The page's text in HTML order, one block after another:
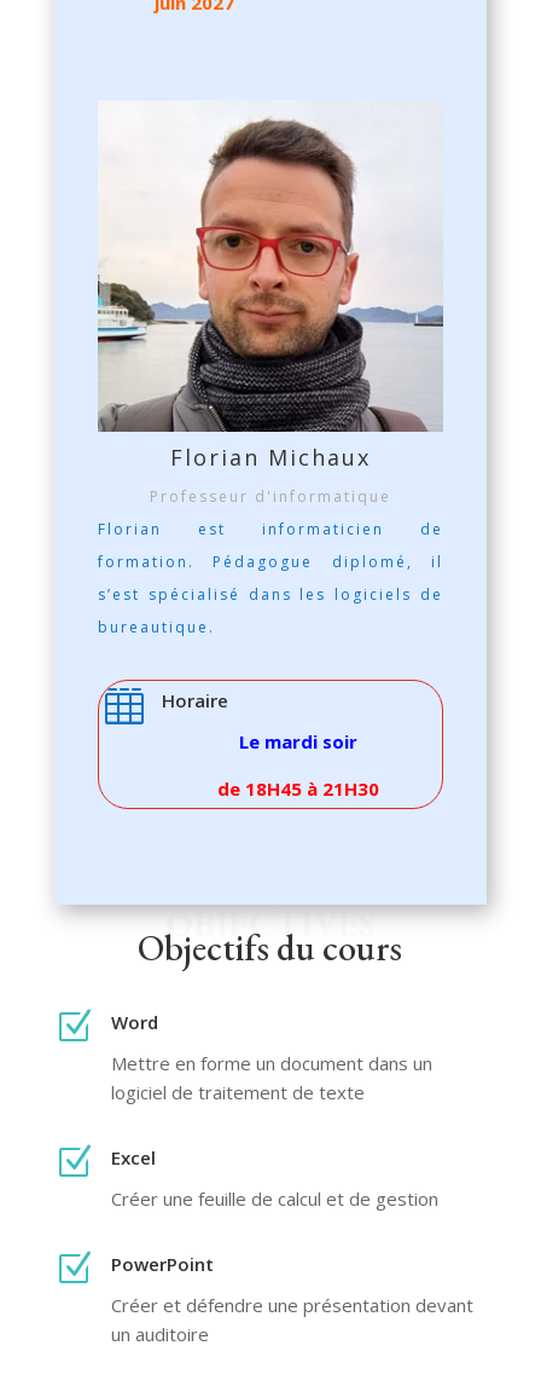
Florian Michaux
Professeur d'informatique
Florian est informaticien de
formation. Pédagogue diplomé, il
s’est spécialisé dans les logiciels de
bureautique.

Horaire
Le mardi soir
de 18H45 à 21H30
OBJECTIVES
Objectifs du cours
Z
Word
Mettre en forme un document dans un
logiciel de traitement de texte
Z
Excel
Créer une feuille de calcul et de gestion
Z
PowerPoint
Créer et défendre une présentation devant
un auditoire